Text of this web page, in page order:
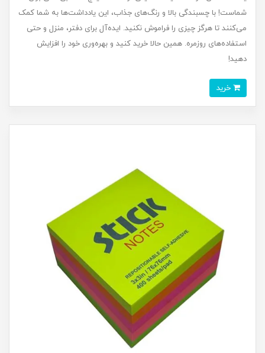
شماست! با چسبندگی بالا و رنگ‌های جذاب، این یادداشت‌ها به شما کمک
می‌کنند تا هرگز چیزی را فراموش نکنید. ایده‌آل برای دفتر، منزل و حتی
استفاده‌های روزمره. همین حالا خرید کنید و بهره‌وری خود را افزایش
دهید!